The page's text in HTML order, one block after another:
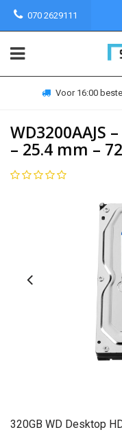
070 2629111
Voor 16:00
WD3200AAJS
– 25.4 mm –
320GB WD Desktop